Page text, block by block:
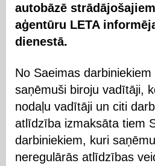
autobāzē
aģentūru LETA
dienestā.
No Saeimas
saņēmuši biroju vadītāji,
nodaļu vadītāji un citi
atlīdzība izmaksāta tiem
darbiniekiem, kuri
neregulārās atlīdzības